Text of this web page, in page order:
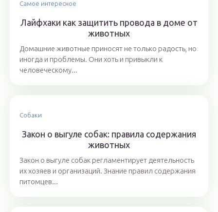
Самое интересное
Лайфхаки как защитить провода в доме от
животных
Домашние животные приносят не только радость, но
иногда и проблемы. Они хоть и привыкли к
человеческому...
Собаки
Закон о выгуле собак: правила содержания
животных
Закон о выгуле собак регламентирует деятельность
их хозяев и организаций. Знание правил содержания
питомцев...